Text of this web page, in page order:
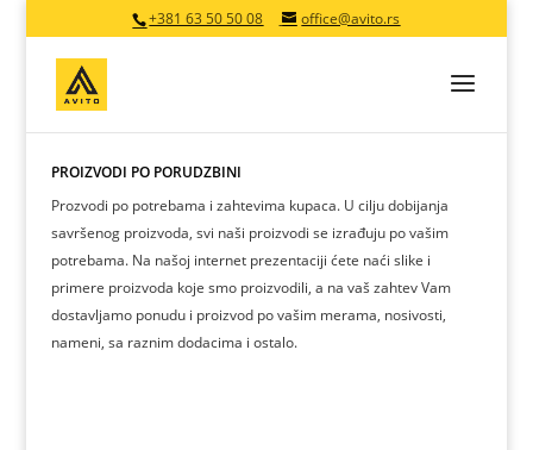
+381 63 50 50 08 office@avito.rs
PROIZVODI PO PORUDŽBINI
Prozvodi po potrebama i zahtevima kupaca. U cilju dobijanja
savršenog proizvoda, svi naši proizvodi se izrađuju po vašim
potrebama. Na našoj internet prezentaciji ćete naći slike i
primere proizvoda koje smo proizvodili, a na vaš zahtev Vam
dostavljamo ponudu i proizvod po vašim merama, nosivosti,
nameni, sa raznim dodacima i ostalo.